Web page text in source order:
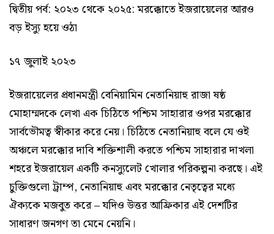
দ্বিতীয় পর্ব: ২০২৩ থেকে ২০২৫: মরক্কোতে ইজরায়েলের আরও
বড় ইস্যু হয়ে ওঠা
১৭ জুলাই ২০২৩
ইজরায়েলের প্রধানমন্ত্রী বেনিয়ামিন নেতানিয়াহু রাজা ষষ্ঠ
মোহাম্মদকে লেখা এক চিঠিতে পশ্চিম সাহারার ওপর মরক্কোর
সার্বভৌমত্ব স্বীকার করে নেয়। চিঠিতে নেতানিয়াহু বলে যে ওই
অঞ্চলে মরক্কোর দাবি শক্তিশালী করতে পশ্চিম সাহারার দাখলা
শহরে ইজরায়েল একটি কনস্যুলেট খোলার পরিকল্পনা করছে। এই
চুক্তিগুলো ট্রাম্প, নেতানিয়াহু এবং মরক্কোর নেতৃত্বের মধ্যে
ঐক্যকে মজবুত করে – যদিও উত্তর আফ্রিকার এই দেশটির
সাধারণ জনগণ তা মেনে নেয়নি।